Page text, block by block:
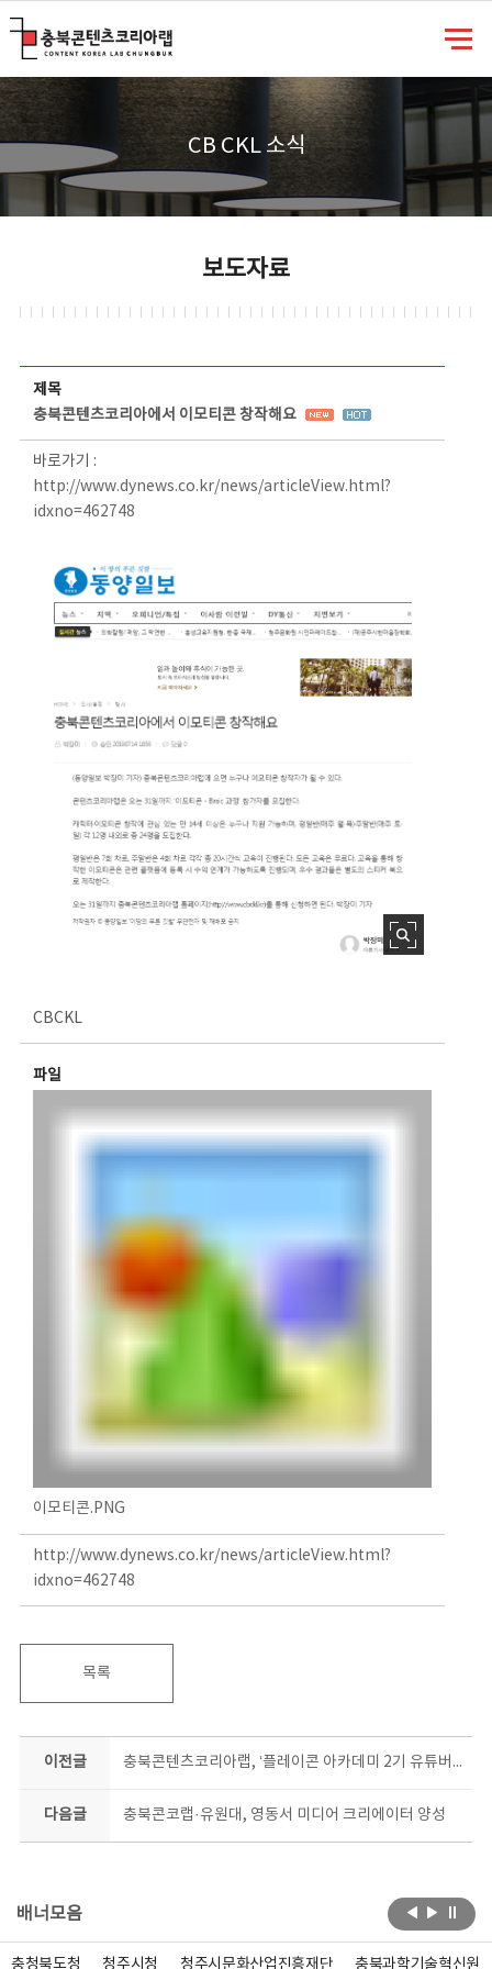
CB CKL 소식
보도자료
제목
충북콘텐츠코리아에서 이모티콘 창작해요
바로가기 :
http://www.dynews.co.kr/news/articleView.html?
idxno=462748
CBCKL
파일
이모티콘.PNG
http://www.dynews.co.kr/news/articleView.html?
idxno=462748
목록
이전글 충북콘텐츠코리아랩, ‘플레이콘 아카데미 2기 유튜버 양성 기초반’ 모집
다음글 충북콘코랩·유원대, 영동서 미디어 크리에이터 양성
배너모음
충청북도청 청주시청 청주시문화산업진흥재단 충북과학기술혁신원